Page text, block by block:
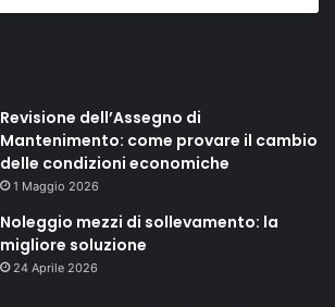
Revisione dell’Assegno di
Mantenimento: come provare il cambio
delle condizioni economiche
1 Maggio 2026
Noleggio mezzi di sollevamento: la
migliore soluzione
24 Aprile 2026